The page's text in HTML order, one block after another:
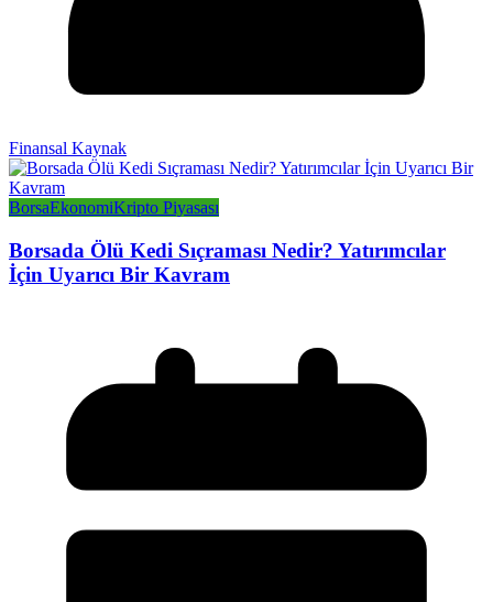
Finansal Kaynak
BorsaEkonomiKripto Piyasası
Borsada Ölü Kedi Sıçraması Nedir? Yatırımcılar
İçin Uyarıcı Bir Kavram